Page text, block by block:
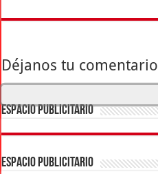
Déjanos tu comentario
ESPACIO PUBLICITARIO
ESPACIO PUBLICITARIO